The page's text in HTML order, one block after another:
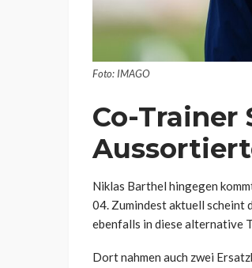
Foto: IMAGO
Co-
Niklas Barthel hingegen
04. Zumindest aktuell scheint
ebenfalls in diese alternative
Dort nahmen auch zwei